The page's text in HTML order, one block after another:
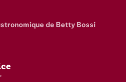
de Betty Bossi